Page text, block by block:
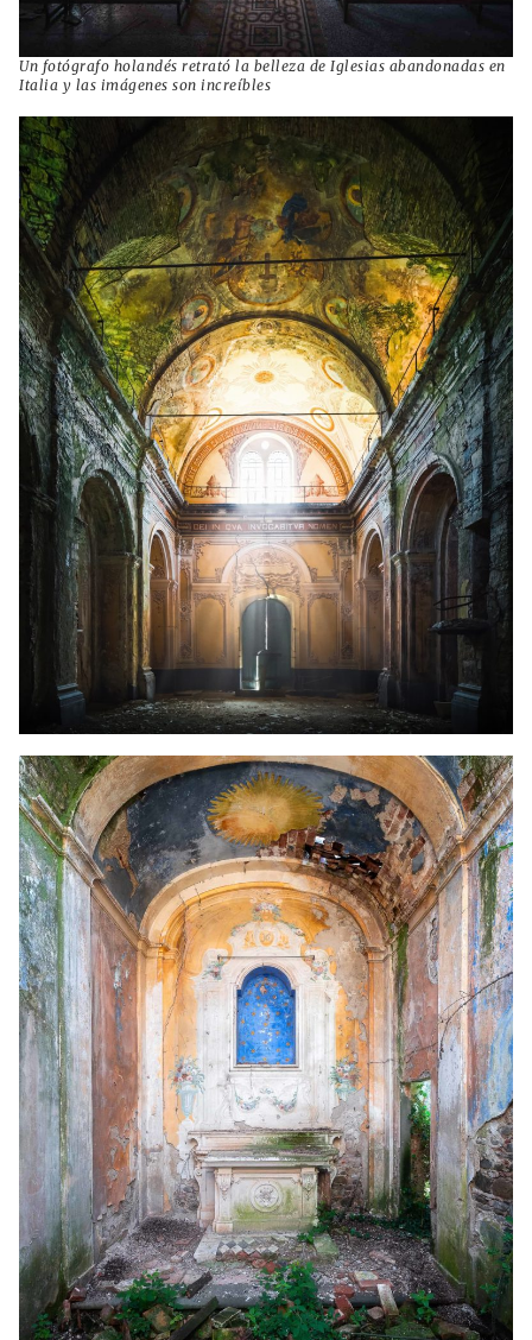
Un fotógrafo holandés retrató la belleza de Iglesias abandonadas en
Italia y las imágenes son increíbles